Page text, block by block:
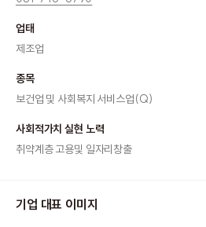
업태
제조업
종목
보건업 및 사회복지 서비스업(Q)
사회적가치 실현 노력
취약계층 고용및 일자리창출
기업 대표 이미지